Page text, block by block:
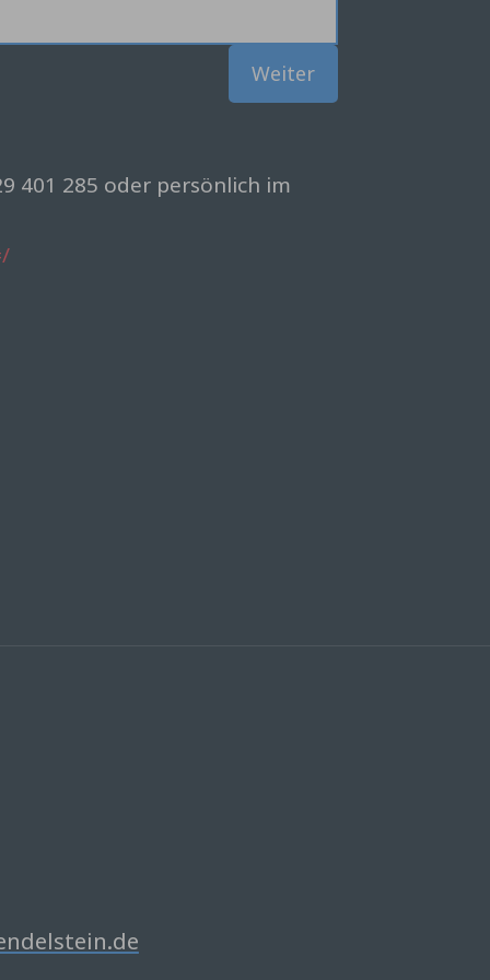
Weiter
401 285 oder persönlich im